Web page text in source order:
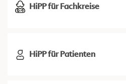
HiPP für Fachkreise
HiPP für Patienten